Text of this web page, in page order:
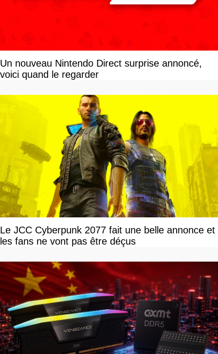
Un nouveau Nintendo Direct surprise annoncé,
voici quand le regarder
Le JCC Cyberpunk 2077 fait une belle annonce et
les fans ne vont pas être déçus